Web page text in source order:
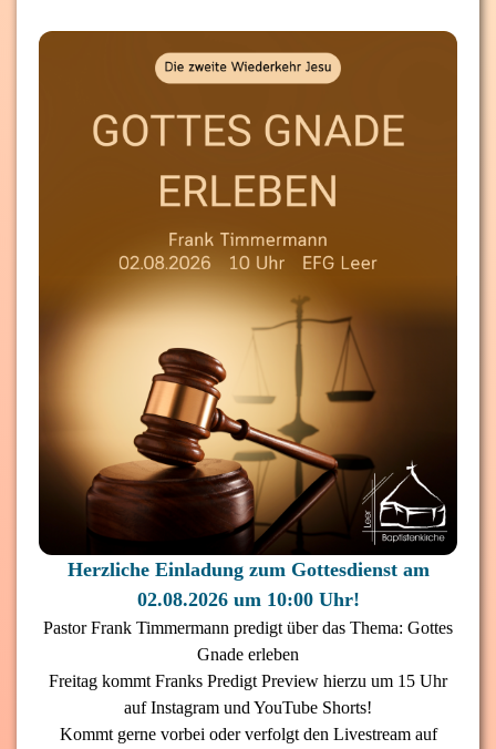
Herzliche Einladung zum Gottesdienst am
02.08.2026 um 10:00 Uhr!
Pastor Frank Timmermann predigt über das Thema: Gottes
Gnade erleben
Freitag kommt Franks Predigt Preview hierzu um 15 Uhr
auf Instagram und YouTube Shorts!
Kommt gerne vorbei oder verfolgt den Livestream auf